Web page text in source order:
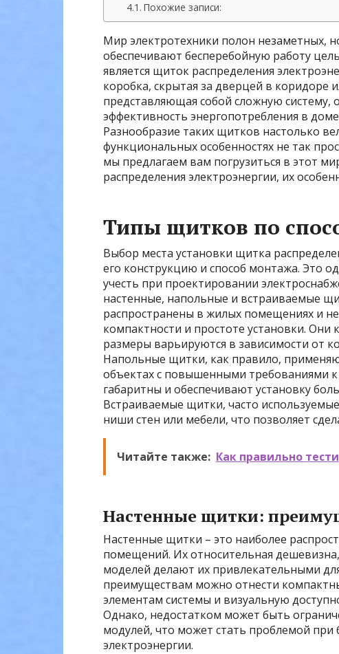
Похожие записи:
Мир электротехники полон незаметных,
обеспечивают бесперебойную работу
является щиток распределения
коробка, скрытая за дверцей в
представляющая собой сложную систему,
эффективность энергопотребления в
Разнообразие таких щитков настолько
функциональных особенностях не так
мы предлагаем вам погрузиться в этот
распределения электроэнергии, их
Типы щитков по
Выбор места установки щитка
его конструкцию и способ монтажа. Это
учесть при проектировании
настенные, напольные и встраиваемые
распространены в жилых помещениях и
компактности и простоте установки. Они
размеры варьируются в зависимости от
Напольные щитки, как правило,
объектах с повышенными требованиями
габаритны и обеспечивают установку
Встраиваемые щитки, часто
ниши стен или мебели, что позволяет
Читайте также: Как правильно
Настенные щитки:
Настенные щитки – это наиболее
помещений. Их относительная
моделей делают их привлекательными
преимуществам можно отнести
элементам системы и визуальную
Однако, недостатком может быть
модулей, что может стать проблемой
электроэнергии.